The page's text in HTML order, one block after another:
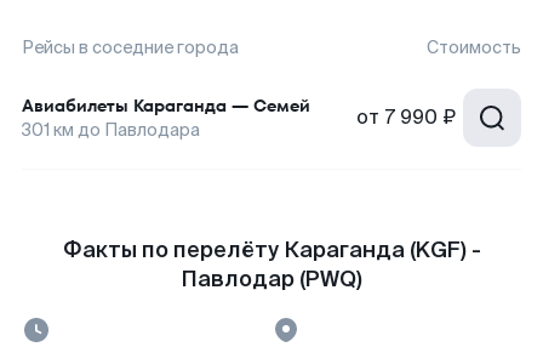
Рейсы в соседние города Стоимость
Авиабилеты Караганда — Семей
301 км до Павлодара от 7 990 ₽
Факты по перелёту Караганда (KGF) -
Павлодар (PWQ)